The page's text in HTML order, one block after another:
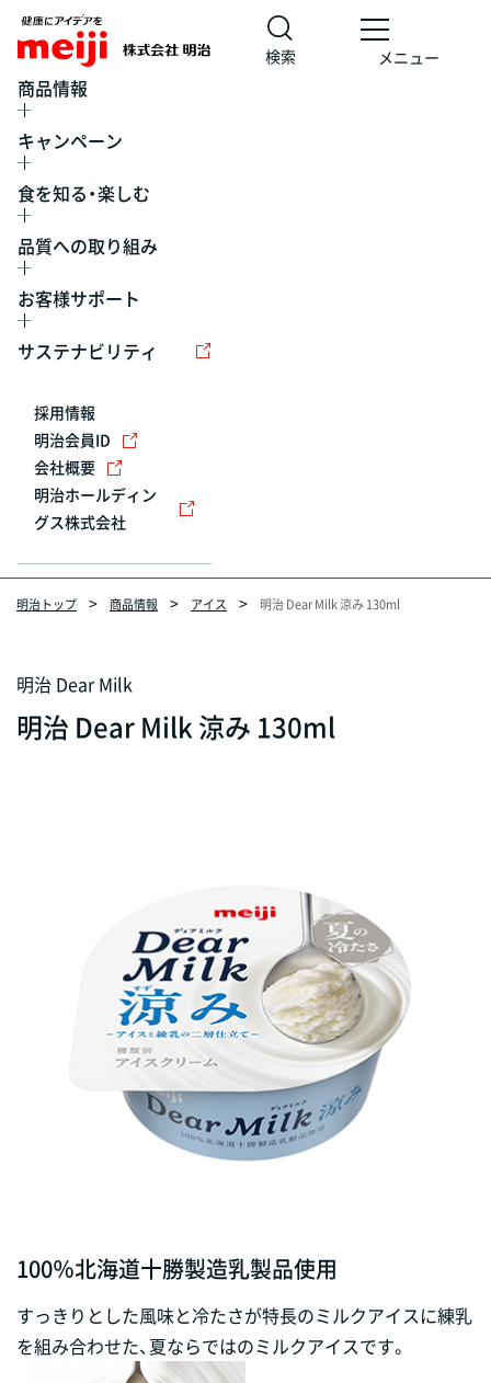
検索 メニュー
商品情報
キャンペーン
食を知る・楽しむ
品質への取り組み
お客様サポート
サステナビリティ
採用情報
明治会員ID
会社概要
明治ホールディン
グス株式会社
明治トップ 商品情報 アイス 明治 Dear Milk 涼み 130ml
明治 Dear Milk
明治 Dear Milk 涼み 130ml
100％北海道十勝製造乳製品使用
すっきりとした風味と冷たさが特長のミルクアイスに練乳
を組み合わせた、夏ならではのミルクアイスです。